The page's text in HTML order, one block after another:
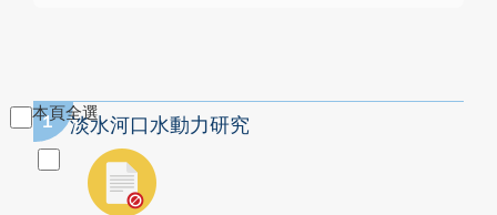
本頁全選
1 淡水河口水動力研究